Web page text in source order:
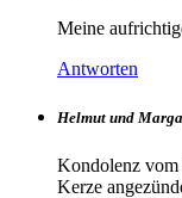
Meine
Antworten
Helmut und
Kondolenz vom
Kerze